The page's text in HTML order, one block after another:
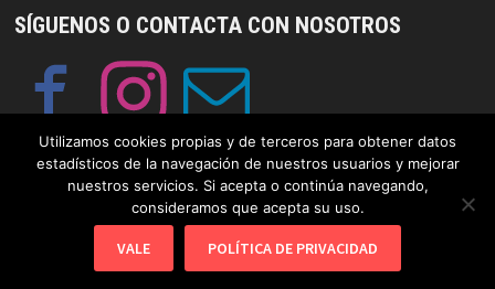
SÍGUENOS O CONTACTA CON NOSOTROS
© Copyright GayFriendlySpain 2019 Funciona conWordPress
Utilizamos cookies propias y de terceros para obtener datos
estadísticos de la navegación de nuestros usuarios y mejorar
nuestros servicios. Si acepta o continúa navegando,
consideramos que acepta su uso.
VALE POLÍTICA DE PRIVACIDAD